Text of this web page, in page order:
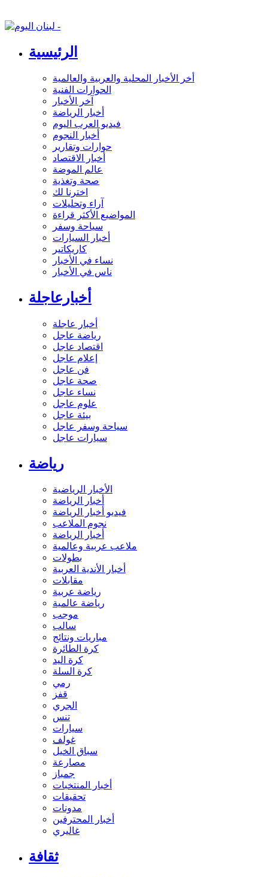
الرئيسية
أخر الأخبار المحلية والعربية والعالمية
الحوارات الفنية
آخر الأخبار
أخبار الرياضة
فيديو العرب اليوم
أخبار النجوم
حوارات وتقارير
أخبار الاقتصاد
عالم الموضة
صحة وتغذية
اخترنا لك
آراء وتحليلات
المواضيع الأكثر قراءة
سياحة وسفر
أخبار السيارات
كاريكاتير
نساء في الأخبار
ناس في الأخبار
أخبارعاجلة
أخبار عاجلة
رياضة عاجل
اقتصاد عاجل
إعلام عاجل
فن عاجل
صحة عاجل
نساء عاجل
علوم عاجل
بيئة عاجل
سياحة وسفر عاجل
سيارات عاجل
رياضة
الأخبار الرياضية
أخبار الرياضة
فيديو أخبار الرياضة
نجوم الملاعب
أخبار الرياضة
ملاعب عربية وعالمية
بطولات
أخبار الأندية العربية
مقابلات
رياضة عربية
رياضة عالمية
موجب
سالب
مباريات ونتائج
كرة الطائرة
كرة اليد
كرة السلة
رمي
قفز
الجري
تنس
سيارات
غولف
سباق الخيل
مصارعة
جمباز
أخبار المنتخبات
تحقيقات
مدونات
أخبار المحترفين
غاليري
ثقافة